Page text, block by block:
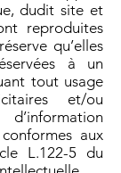
dudit site et
reproduites
qu’elles
à un
tout usage
et/ou
aux
L.122-5 du